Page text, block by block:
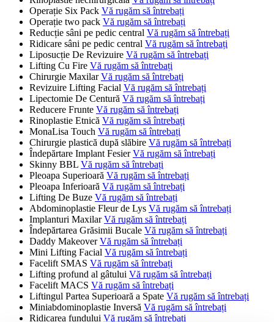
Operație Six Pack Vă rugăm să întrebați
Operație two pack Vă rugăm să întrebați
Reducție sâni pe pedic central Vă rugăm să întrebați
Ridicare sâni pe pedic central Vă rugăm să întrebați
Liposucție De Revizuire Vă rugăm să întrebați
Lifting Cu Fire Vă rugăm să întrebați
Chirurgie Maxilar Vă rugăm să întrebați
Revizuire Lifting Facial Vă rugăm să întrebați
Lipectomie De Centură Vă rugăm să întrebați
Reducere Frunte Vă rugăm să întrebați
Rinoplastie Etnică Vă rugăm să întrebați
MonaLisa Touch Vă rugăm să întrebați
Chirurgie plastică după slăbire Vă rugăm să întrebați
Îndepărtare Implant Fesier Vă rugăm să întrebați
Skinny BBL Vă rugăm să întrebați
Pleoapa Superioară Vă rugăm să întrebați
Pleoapa Inferioară Vă rugăm să întrebați
Lifting De Buze Vă rugăm să întrebați
Abdominoplastie Fleur de Lys Vă rugăm să întrebați
Implanturi Maxilar Vă rugăm să întrebați
Îndepărtarea Grăsimii Bucale Vă rugăm să întrebați
Daddy Makeover Vă rugăm să întrebați
Mini Lifting Facial Vă rugăm să întrebați
Facelift SMAS Vă rugăm să întrebați
Lifting profund al gâtului Vă rugăm să întrebați
Facelift MACS Vă rugăm să întrebați
Liftingul Partea Superioară a Spate Vă rugăm să întrebați
Miniabdominoplastie Inversă Vă rugăm să întrebați
Ridicarea fundului Vă rugăm să întrebați